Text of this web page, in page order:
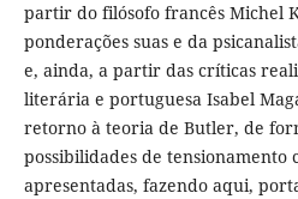
partir do filósofo francês Michel
ponderações suas e da
e, ainda, a partir das críticas
literária e portuguesa Isabel
retorno à teoria de Butler, de
possibilidades de tensionamento
apresentadas, fazendo aqui,